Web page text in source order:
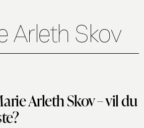
Arleth Skov
Arleth Skov – vil du